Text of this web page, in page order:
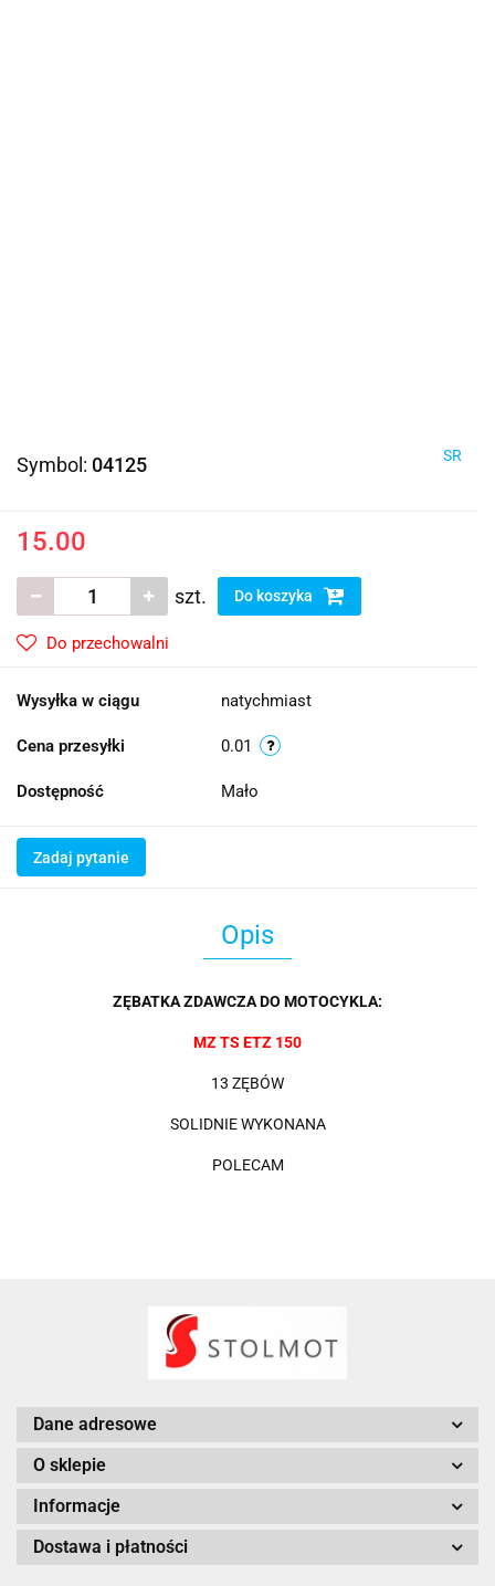
Symbol: 04125 SR
15.00
szt. Do koszyka
Do przechowalni
Wysyłka w ciągu natychmiast
Cena przesyłki 0.01
Dostępność Mało
Zadaj pytanie
Opis
ZĘBATKA ZDAWCZA DO MOTOCYKLA:
MZ TS ETZ 150
13 ZĘBÓW
SOLIDNIE WYKONANA
POLECAM
Dane adresowe
O sklepie
Informacje
Dostawa i płatności